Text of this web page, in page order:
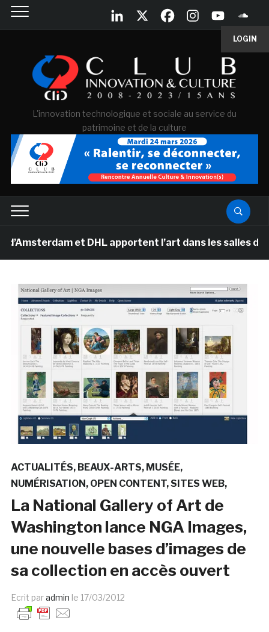
LOGIN
L'innovation technologique et sociale au service du
patrimoine et de la culture
et DHL apportent l’art dans les salles de classe
ACTUALITÉS BEAUX-ARTS MUSÉE
NUMÉRISATION OPEN CONTENT SITES WEB
La National Gallery of Art de
Washington lance NGA Images,
une nouvelle bases d’images de
sa collection en accès ouvert
Ecrit paradmin le 17/03/2012